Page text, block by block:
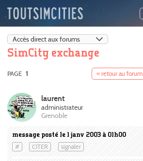
SimCity exchange
« retour au forum
PAGE 1
message posté le 1 janv 2003 à 01h00
# CITER signaler
laurent
administrateur
Grenoble